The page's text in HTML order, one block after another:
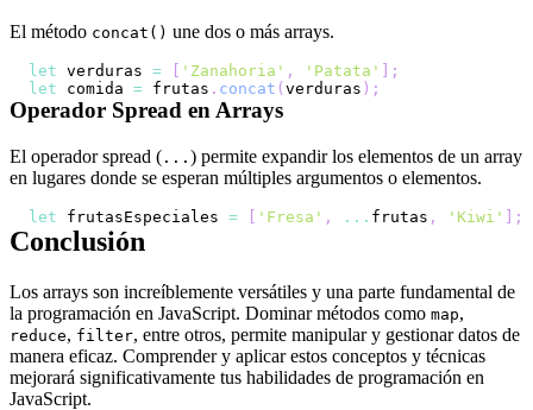
El método concat() une dos o más arrays.
let verduras = 'Zanahoria' , 'Patata'
;
let comida = frutas . concat ( verduras ) ;
Operador Spread en Arrays
El operador spread ( ... ) permite expandir los elementos de un array
en lugares donde se esperan múltiples argumentos o elementos.
let frutasEspeciales = [ 'Fresa' , ... frutas , 'Kiwi' ] ;
Conclusión
Los arrays son increíblemente versátiles y una parte fundamental de
la programación en JavaScript. Dominar métodos como map,
reduce, filter, entre otros, permite manipular y gestionar datos de
manera eficaz. Comprender y aplicar estos conceptos y técnicas
mejorará significativamente tus habilidades de programación en
JavaScript.